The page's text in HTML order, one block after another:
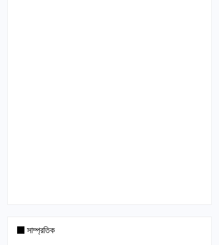
সাম্প্রতিক